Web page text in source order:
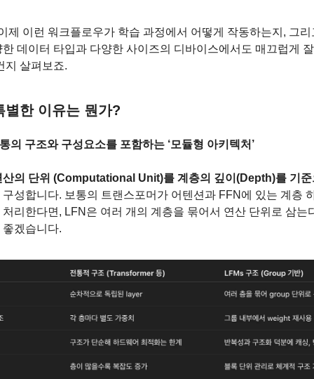
제 이런 워크플로우가 학습 과정에서 어떻게 작동하는지, 그
데이터 타입과 다양한 사이즈의 디바이스에서도 매끄럽게
지 살펴보죠.
별한 이유는 뭔가?
의 구조와 구성요소를 포함하는 ‘모듈형 아키텍처’
산의 단위 (Computational Unit)를 계층의 깊이(Depth)를 기준
구성합니다. 보통의 트랜스포머가 어텐션과 FFN에 있는 계층
리한다면, LFN은 여러 개의 계층을 묶어서 연산 단위로 삼는
겠습니다.